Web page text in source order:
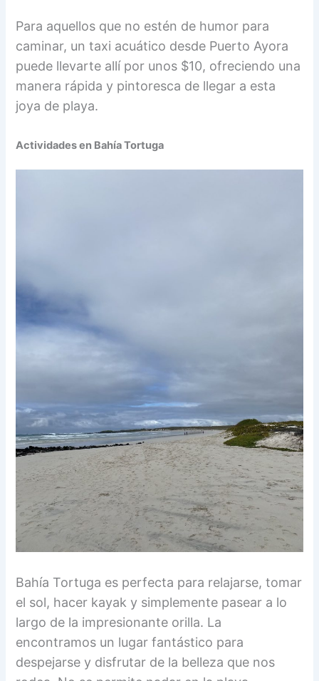
Para aquellos que no estén de humor para
caminar, un taxi acuático desde Puerto Ayora
puede llevarte allí por unos $10, ofreciendo una
manera rápida y pintoresca de llegar a esta
joya de playa.
Actividades en Bahía Tortuga
Bahía Tortuga es perfecta para relajarse, tomar
el sol, hacer kayak y simplemente pasear a lo
largo de la impresionante orilla. La
encontramos un lugar fantástico para
despejarse y disfrutar de la belleza que nos